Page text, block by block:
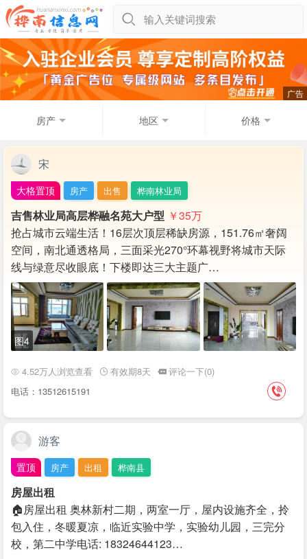
输入关键词搜索
房产 地区 价格
宋
大格置顶 房产 出售 桦南林业局
吉售林业局高层桦融名苑大户型 ￥35万
抢占城市云端生活！16层次顶层稀缺房源，151.76㎡奢阔
空间，南北通透格局，三面采光270°环幕视野将城市天际
线与绿意尽收眼底！下楼即达三大主题广…
图4
4.52万人浏览查看 有效期8天
评论一下(0)
电话：13512615191
游客
置顶 房产 出租 桦南县
房屋出租
🏠房屋出租 奥林新村二期，两室一厅，​屋内设施齐全，拎
包入住，冬暖夏凉，临近实验中学，实验幼儿园，三完分
校，第二中学 ​电话: 18324644123…